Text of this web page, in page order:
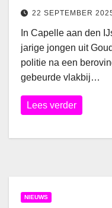
22 SEPTEMBER
In Capelle aan den
jarige jongen uit
politie na een
gebeurde vlakbij…
Lees verder
NIEUWS